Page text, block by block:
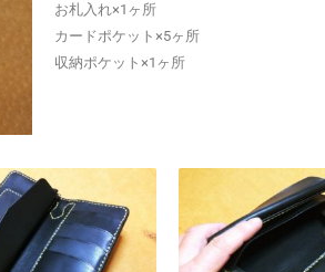
お札入れ×1ヶ所
カードポケット×5ヶ所
収納ポケット×1ヶ所